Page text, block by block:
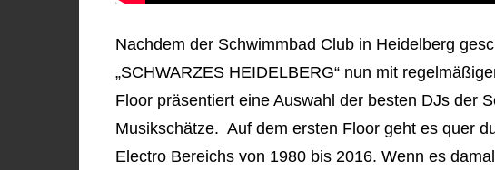
Nachdem der Schwimmbad Club in Heidelberg
„SCHWARZES HEIDELBERG“ nun mit
Floor präsentiert eine Auswahl der besten DJs der
Musikschätze. Auf dem ersten Floor geht es quer
Electro Bereichs von 1980 bis 2016. Wenn es